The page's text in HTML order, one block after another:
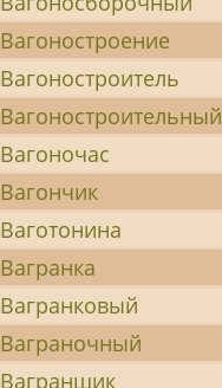
Вагоностроение
Вагоностроитель
Вагоностроительный
Вагоночас
Вагончик
Ваготонина
Вагранка
Вагранковый
Ваграночный
Вагранщик